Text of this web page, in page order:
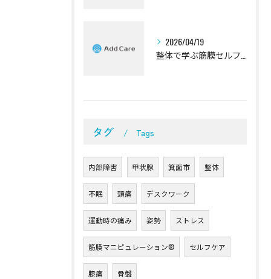
2026/04/19
タグ Tags
内部障害 甲状腺 箕面市 整体
不眠 頭痛 デスクワーク
運動時の痛み 姿勢 ストレス
筋膜マニピュレーション®︎ セルフケア
膝痛 骨盤